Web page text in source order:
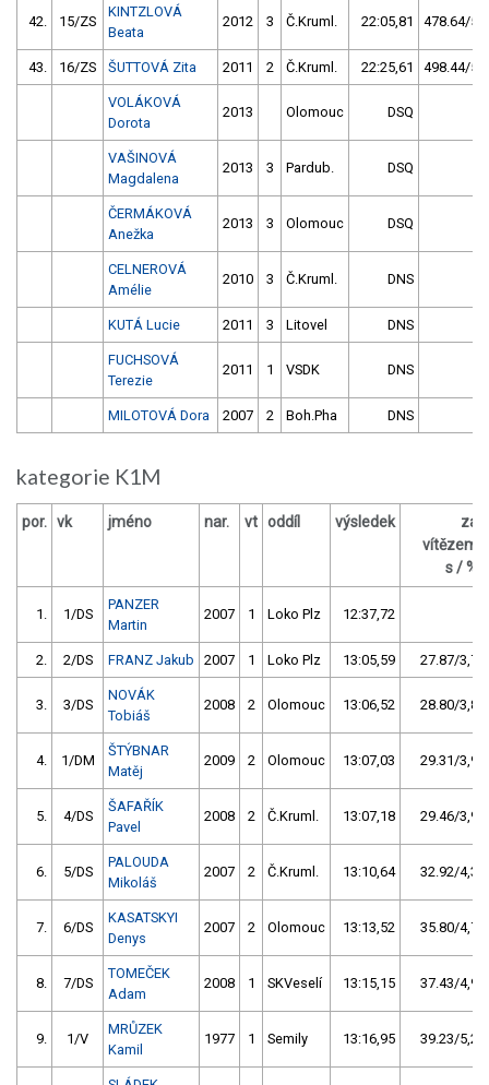
42. 15/ZS
KINTZLOVÁ
Beata
2012 3 Č.Kruml. 22:05,81 478.64/
43. 16/ZS ŠUTTOVÁ Zita 2011 2 Č.Kruml. 22:25,61 498.44/
VOLÁKOVÁ
Dorota
2013 Olomouc DSQ
VAŠINOVÁ
Magdalena
2013 3 Pardub. DSQ
ČERMÁKOVÁ
Anežka
2013 3 Olomouc DSQ
CELNEROVÁ
Amélie
2010 3 Č.Kruml. DNS
KUTÁ Lucie 2011 3 Litovel DNS
FUCHSOVÁ
Terezie
2011 1 VSDK DNS
MILOTOVÁ Dora 2007 2 Boh.Pha DNS
kategorie K1M
por. vk jméno nar. vt oddíl výsledek
za
vítězem
s / %
1. 1/DS
PANZER
Martin
2007 1 Loko Plz 12:37,72
2. 2/DS FRANZ Jakub 2007 1 Loko Plz 13:05,59 27.87/3,7
3. 3/DS
NOVÁK
Tobiáš
2008 2 Olomouc 13:06,52 28.80/3,8
4. 1/DM
ŠTÝBNAR
Matěj
2009 2 Olomouc 13:07,03 29.31/3,9
5. 4/DS
ŠAFAŘÍK
Pavel
2008 2 Č.Kruml. 13:07,18 29.46/3,9
6. 5/DS
PALOUDA
Mikoláš
2007 2 Č.Kruml. 13:10,64 32.92/4,3
7. 6/DS
KASATSKYI
Denys
2007 2 Olomouc 13:13,52 35.80/4,7
8. 7/DS
TOMEČEK
Adam
2008 1 SKVeselí 13:15,15 37.43/4,9
9. 1/V
MRŮZEK
Kamil
1977 1 Semily 13:16,95 39.23/5,2